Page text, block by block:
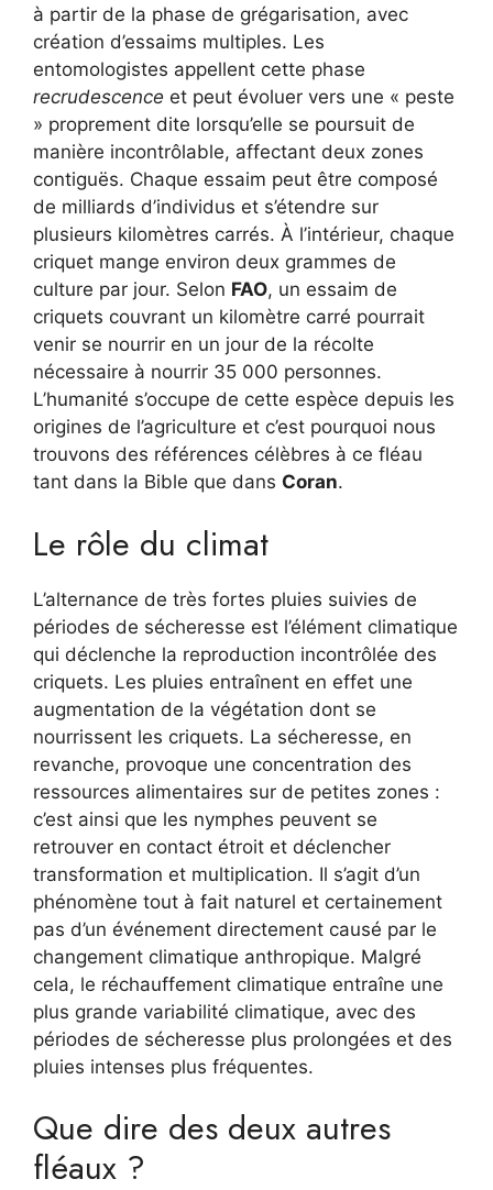
à partir de la phase de grégarisation, avec
création d’essaims multiples. Les
entomologistes appellent cette phase
recrudescence et peut évoluer vers une « peste
» proprement dite lorsqu’elle se poursuit de
manière incontrôlable, affectant deux zones
contiguës. Chaque essaim peut être composé
de milliards d’individus et s’étendre sur
plusieurs kilomètres carrés. À l’intérieur, chaque
criquet mange environ deux grammes de
culture par jour. Selon FAO, un essaim de
criquets couvrant un kilomètre carré pourrait
venir se nourrir en un jour de la récolte
nécessaire à nourrir 35 000 personnes.
L’humanité s’occupe de cette espèce depuis les
origines de l’agriculture et c’est pourquoi nous
trouvons des références célèbres à ce fléau
tant dans la Bible que dans Coran.
Le rôle du climat
L’alternance de très fortes pluies suivies de
périodes de sécheresse est l’élément climatique
qui déclenche la reproduction incontrôlée des
criquets. Les pluies entraînent en effet une
augmentation de la végétation dont se
nourrissent les criquets. La sécheresse, en
revanche, provoque une concentration des
ressources alimentaires sur de petites zones :
c’est ainsi que les nymphes peuvent se
retrouver en contact étroit et déclencher
transformation et multiplication. Il s’agit d’un
phénomène tout à fait naturel et certainement
pas d’un événement directement causé par le
changement climatique anthropique. Malgré
cela, le réchauffement climatique entraîne une
plus grande variabilité climatique, avec des
périodes de sécheresse plus prolongées et des
pluies intenses plus fréquentes.
Que dire des deux autres
fléaux ?